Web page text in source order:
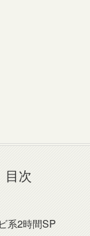
目次
系2時間SP